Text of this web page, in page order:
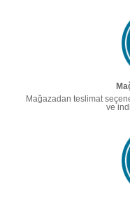
Mağazadan teslimat
ve